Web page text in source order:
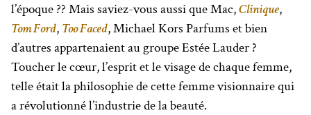
l’époque ?? Mais saviez-vous aussi que Mac,Clinique,
Tom Ford, Too Faced, Michael Kors Parfums et bien
d’autres appartenaient au groupe Estée Lauder ?
Toucher le cœur, l’esprit et le visage de chaque femme,
telle était la philosophie de cette femme visionnaire qui
a révolutionné l’industrie de la beauté.